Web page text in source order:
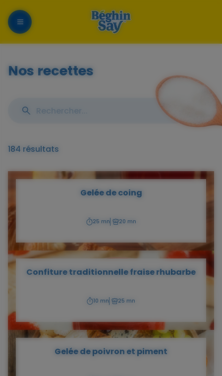
Menu
Nos recettes
les
184 résultats
Gelée de coing
Temps
préparation
25 mnTemps
cuisson
20 mn
Confiture traditionnelle fraise rhubarbe
Temps
préparation
10 mnTemps
cuisson
25 mn
Gelée de poivron et piment